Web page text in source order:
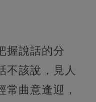
握說話的分
不該說，見人
常曲意逢迎，